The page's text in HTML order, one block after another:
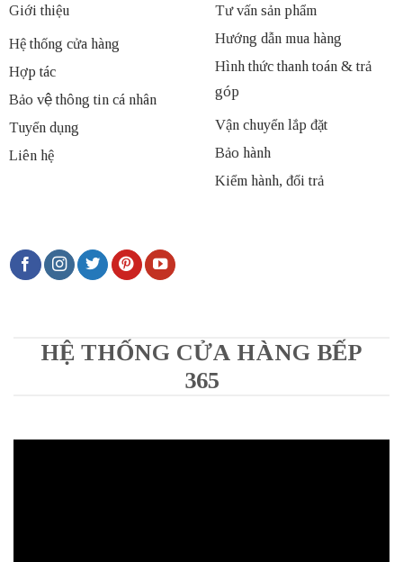
Giới thiệu
Hệ thống cửa hàng
Hợp tác
Bảo vệ thông tin cá nhân
Tuyển dụng
Liên hệ
Tư vấn sản phẩm
Hướng dẫn mua hàng
Hình thức thanh toán & trả
góp
Vận chuyển lắp đặt
Bảo hành
Kiểm hành, đổi trả
HỆ THỐNG CỬA HÀNG BẾP
365